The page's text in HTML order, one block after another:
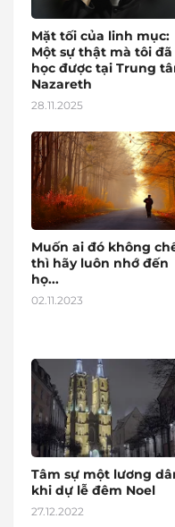
Mặt tối của linh mục:
Một sự thật mà tôi đã
học được tại Trung
Nazareth
28.11.2025
Muốn ai đó không
thì hãy luôn nhớ đến
họ...
02.11.2023
Tâm sự một lương
khi dự lễ đêm Noel
27.12.2022